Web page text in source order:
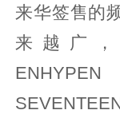
来华签售的
来越广，